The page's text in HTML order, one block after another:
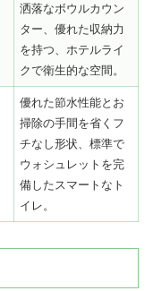
洒落なボウルカウン
ター、優れた収納力
を持つ、ホテルライ
クで衛生的な空間。
優れた節水性能とお
掃除の手間を省くフ
チなし形状、標準で
ウォシュレットを完
備したスマートなト
イレ。